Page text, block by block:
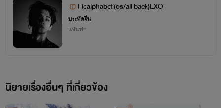
นางเอกซุกซนรักครอบครัว
ใครชอบแนวหวานๆ มีปมให้ค้นหา
ต้องเรื่องนี้ค่ะ
Ficalphabet (os/all baek)EXO
ประทัดจีน
แฟนฟิก
นิยายเรื่องอื่นๆ ที่เกี่ยวข้อง